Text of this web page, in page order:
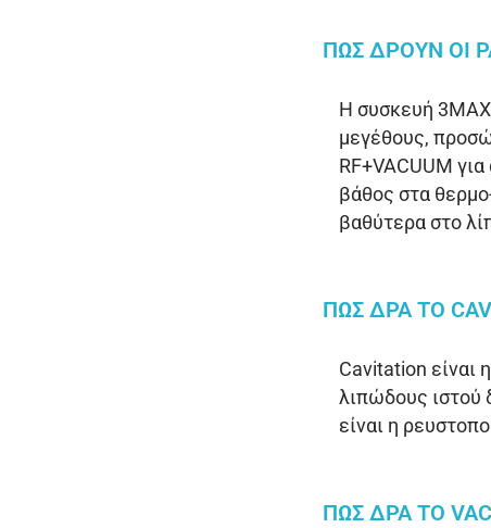
ΠΩΣ ΔΡΟΥΝ ΟΙ
Η συσκευή
μεγέθους,
RF+VACUUM
βάθος στα
βαθύτερα στο
ΠΩΣ ΔΡΑ ΤΟ
Cavitation είναι
λιπώδους ιστού
είναι η
ΠΩΣ ΔΡΑ ΤΟ